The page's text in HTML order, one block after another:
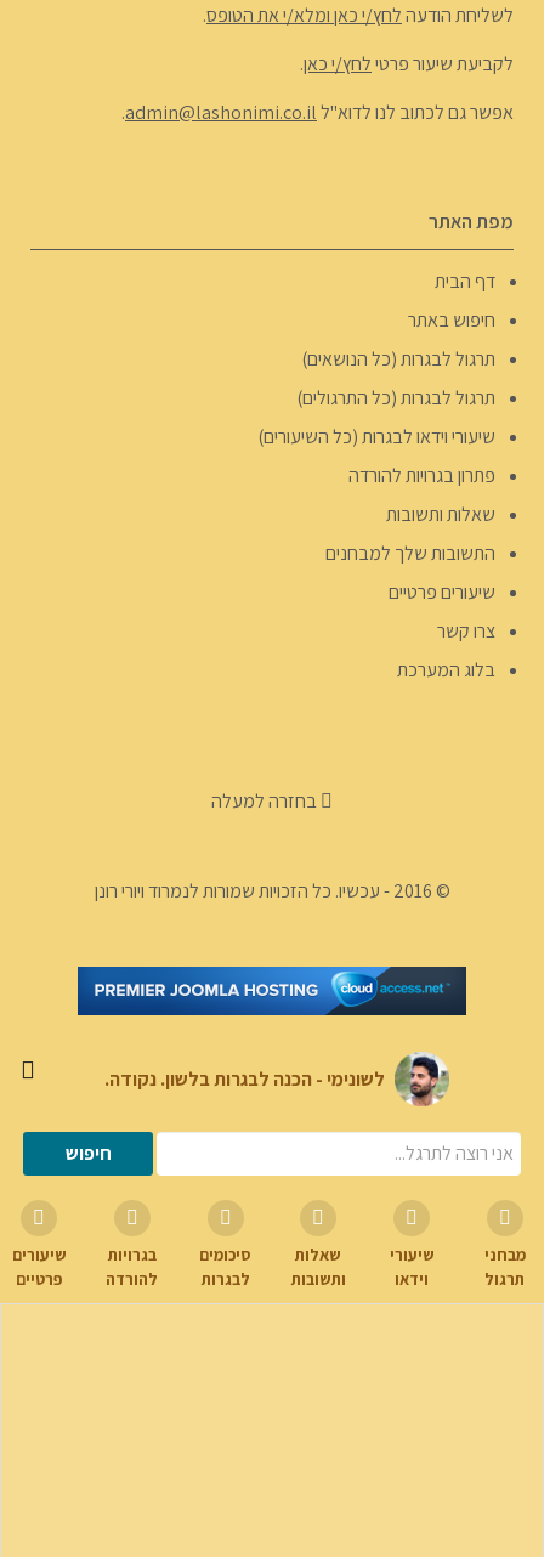
לשליחת הודעהלחץ/י כאן ומלא/י את הטופס.
לקביעת שיעור פרטילחץ/י כאן.
אפשר גם לכתוב לנו לדוא"לadmin@lashonimi.co.il
.
מפת האתר
דף הבית
חיפוש באתר
תרגול לבגרות (כל הנושאים)
תרגול לבגרות (כל התרגולים)
שיעורי וידאו לבגרות (כל השיעורים)
פתרון בגרויות להורדה
שאלות ותשובות
התשובות שלך למבחנים
שיעורים פרטיים
צרו קשר
בלוג המערכת
בחזרה למעלה
© 2016 - עכשיו. כל הזכויות שמורות לנמרוד ויורי רונן
לשונימי - הכנה לבגרות בלשון. נקודה.
מבחני
תרגול
שיעורי
וידאו
שאלות
ותשובות
סיכומים
לבגרות
בגרויות
להורדה
שיעורים
פרטיים